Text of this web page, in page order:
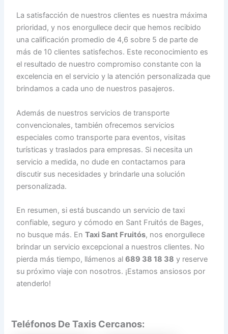
La satisfacción de nuestros clientes es nuestra máxima
prioridad, y nos enorgullece decir que hemos recibido
una calificación promedio de 4,6 sobre 5 de parte de
más de 10 clientes satisfechos. Este reconocimiento es
el resultado de nuestro compromiso constante con la
excelencia en el servicio y la atención personalizada que
brindamos a cada uno de nuestros pasajeros.
Además de nuestros servicios de transporte
convencionales, también ofrecemos servicios
especiales como transporte para eventos, visitas
turísticas y traslados para empresas. Si necesita un
servicio a medida, no dude en contactarnos para
discutir sus necesidades y brindarle una solución
personalizada.
En resumen, si está buscando un servicio de taxi
confiable, seguro y cómodo en Sant Fruitós de Bages,
no busque más. EnTaxi Sant Fruitós, nos enorgullece
brindar un servicio excepcional a nuestros clientes. No
pierda más tiempo, llámenos al689 38 18 38 y reserve
su próximo viaje con nosotros. ¡Estamos ansiosos por
atenderlo!
Teléfonos De Taxis Cercanos: